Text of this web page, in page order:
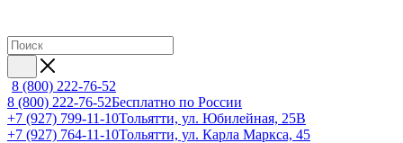
8 (800) 222-76-52
8 (800) 222-76-52Бесплатно по России
+7 (927) 799-11-10Тольятти, ул. Юбилейная, 25В
+7 (927) 764-11-10Тольятти, ул. Карла Маркса, 45